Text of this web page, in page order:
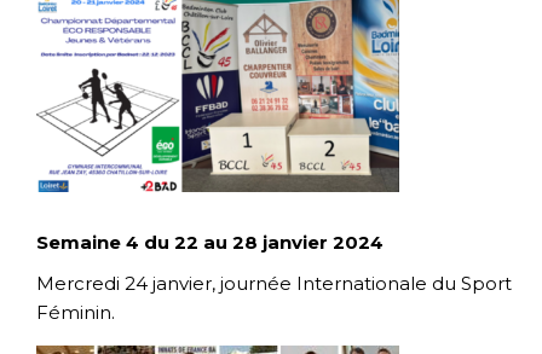
Semaine 4 du 22 au 28 janvier 2024
Mercredi 24 janvier, journée Internationale du Sport
Féminin.